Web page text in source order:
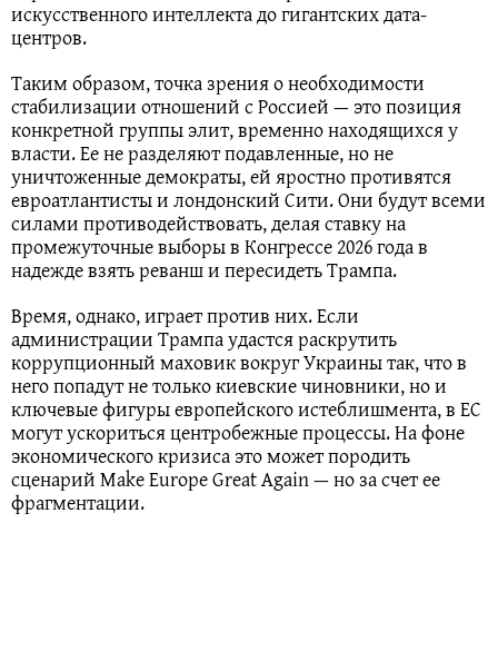
искусственного интеллекта до гигантских дата-
центров.
Таким образом, точка зрения о необходимости
стабилизации отношений с Россией — это позиция
конкретной группы элит, временно находящихся у
власти. Ее не разделяют подавленные, но не
уничтоженные демократы, ей яростно противятся
евроатлантисты и лондонский Сити. Они будут всеми
силами противодействовать, делая ставку на
промежуточные выборы в Конгрессе 2026 года в
надежде взять реванш и пересидеть Трампа.
Время, однако, играет против них. Если
администрации Трампа удастся раскрутить
коррупционный маховик вокруг Украины так, что в
него попадут не только киевские чиновники, но и
ключевые фигуры европейского истеблишмента, в ЕС
могут ускориться центробежные процессы. На фоне
экономического кризиса это может породить
сценарий Make Europe Great Again — но за счет ее
фрагментации.